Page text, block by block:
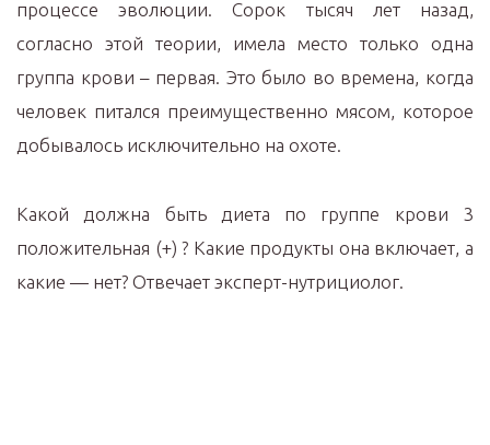
процессе эволюции. Сорок тысяч лет назад,
согласно этой теории, имела место только одна
группа крови – первая. Это было во времена, когда
человек питался преимущественно мясом, которое
добывалось исключительно на охоте.
Какой должна быть диета по группе крови 3
положительная (+) ? Какие продукты она включает, а
какие — нет? Отвечает эксперт-нутрициолог.